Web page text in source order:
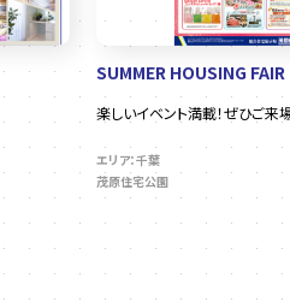
SUMMER HOUSING FAIR
楽しいイベント満載！ぜひご来
エリア：千葉
茂原住宅公園